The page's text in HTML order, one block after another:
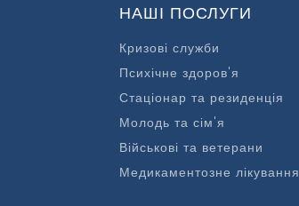
НАШІ ПОСЛУГИ
Кризові служби
Психічне здоров'я
Стаціонар та резиденція
Молодь та сім'я
Військові та ветерани
Медикаментозне лікування